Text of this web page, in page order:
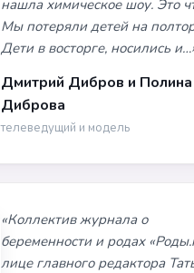
нашла химическое шоу. Это
Мы потеряли детей на
Дети в восторге, носились
Дмитрий Дибров и Полина
Диброва
телеведущий и модель
«Коллектив журнала о
беременности и родах
лице главного редактора